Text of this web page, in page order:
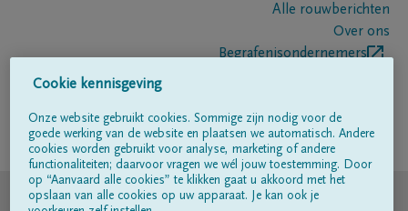
Alle rouwberichten
Over ons
Begrafenisondernemers
Volg ons op
© DELA
Cookie kennisgeving
Onze website gebruikt cookies. Sommige zijn nodig voor de
goede werking van de website en plaatsen we automatisch. Andere
cookies worden gebruikt voor analyse, marketing of andere
functionaliteiten; daarvoor vragen we wél jouw toestemming. Door
op “Aanvaard alle cookies” te klikken gaat u akkoord met het
opslaan van alle cookies op uw apparaat. Je kan ook je